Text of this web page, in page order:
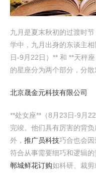
九月是夏末秋初的过渡时
学中，九月出身的东谈主
日-9月22日）** 和 **天秤
的星座分为两个部分，分
北京晟金元科技有限公司
**处女座**（8月23日-9月
完竣。他们具有厉害的背
外， 推广员科技巧合也会
符合从事需要细巧和逻辑的
郸城鲜花订购如科研、裁剪